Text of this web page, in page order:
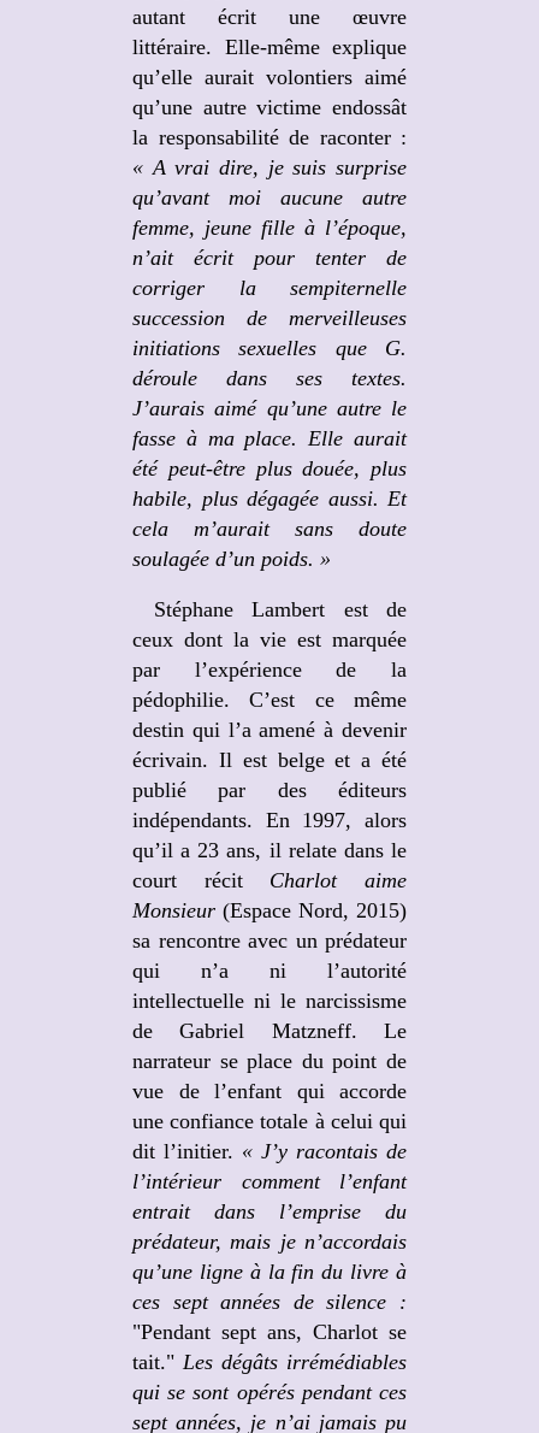
autant écrit une œuvre
littéraire. Elle-même explique
qu’elle aurait volontiers aimé
qu’une autre victime endossât
la responsabilité de raconter :
« A vrai dire, je suis surprise
qu’avant moi aucune autre
femme, jeune fille à l’époque,
n’ait écrit pour tenter de
corriger la sempiternelle
succession de merveilleuses
initiations sexuelles que G.
déroule dans ses textes.
J’aurais aimé qu’une autre le
fasse à ma place. Elle aurait
été peut-être plus douée, plus
habile, plus dégagée aussi. Et
cela m’aurait sans doute
soulagée d’un poids. »
Stéphane Lambert est de
ceux dont la vie est marquée
par l’expérience de la
pédophilie. C’est ce même
destin qui l’a amené à devenir
écrivain. Il est belge et a été
publié par des éditeurs
indépendants. En 1997, alors
qu’il a 23 ans, il relate dans le
court récit Charlot aime
Monsieur (Espace Nord, 2015)
sa rencontre avec un prédateur
qui n’a ni l’autorité
intellectuelle ni le narcissisme
de Gabriel Matzneff. Le
narrateur se place du point de
vue de l’enfant qui accorde
une confiance totale à celui qui
dit l’initier. « J’y racontais de
l’intérieur comment l’enfant
entrait dans l’emprise du
prédateur, mais je n’accordais
qu’une ligne à la fin du livre à
ces sept années de silence :
"Pendant sept ans, Charlot se
tait." Les dégâts irrémédiables
qui se sont opérés pendant ces
sept années, je n’ai jamais pu